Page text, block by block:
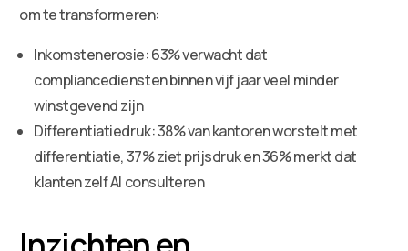
om te transformeren:
Inkomstenerosie: 63% verwacht dat
compliancediensten binnen vijf jaar veel minder
winstgevend zijn
Differentiatiedruk: 38% van kantoren worstelt met
differentiatie, 37% ziet prijsdruk en 36% merkt dat
klanten zelf AI consulteren